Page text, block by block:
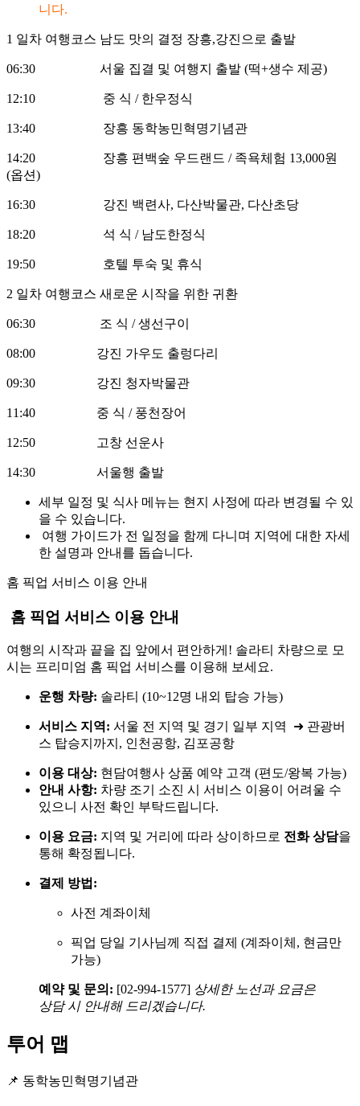
니다.
1 일차 여행코스 남도 맛의 결정 장흥,강진으로 출발
06:30 서울 집결 및 여행지 출발 (떡+생수 제공)
12:10 중 식 / 한우정식
13:40 장흥 동학농민혁명기념관
14:20 장흥 편백숲 우드랜드 / 족욕체험 13,000원
(옵션)
16:30 강진 백련사, 다산박물관, 다산초당
18:20 석 식 / 남도한정식
19:50 호텔 투숙 및 휴식
2 일차 여행코스 새로운 시작을 위한 귀환
06:30 조 식 / 생선구이
08:00 강진 가우도 출렁다리
09:30 강진 청자박물관
11:40 중 식 / 풍천장어
12:50 고창 선운사
14:30 서울행 출발
세부 일정 및 식사 메뉴는 현지 사정에 따라 변경될 수 있
을 수 있습니다.
여행 가이드가 전 일정을 함께 다니며 지역에 대한 자세
한 설명과 안내를 돕습니다.
홈 픽업 서비스 이용 안내
홈 픽업 서비스 이용 안내
여행의 시작과 끝을 집 앞에서 편안하게! 솔라티 차량으로 모
시는 프리미엄 홈 픽업 서비스를 이용해 보세요.
운행 차량: 솔라티 (10~12명 내외 탑승 가능)
서비스 지역: 서울 전 지역 및 경기 일부 지역 ➜ 관광버
스 탑승지까지, 인천공항, 김포공항
이용 대상: 현담여행사 상품 예약 고객 (편도/왕복 가능)
안내 사항: 차량 조기 소진 시 서비스 이용이 어려울 수
있으니 사전 확인 부탁드립니다.
이용 요금: 지역 및 거리에 따라 상이하므로 전화 상담을
통해 확정됩니다.
결제 방법:
사전 계좌이체
픽업 당일 기사님께 직접 결제 (계좌이체, 현금만
가능)
예약 및 문의: [02-994-1577] 상세한 노선과 요금은
상담 시 안내해 드리겠습니다.
투어 맵
📌 동학농민혁명기념관